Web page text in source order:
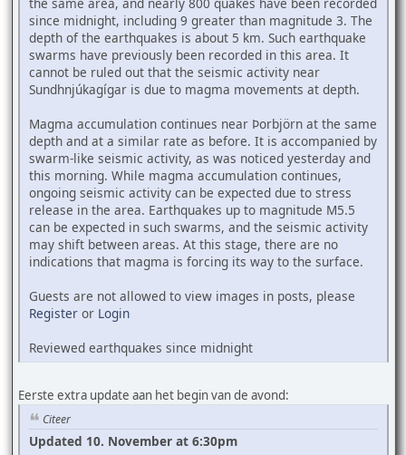
since midnight, including 9 greater than magnitude 3. The
depth of the earthquakes is about 5 km. Such earthquake
swarms have previously been recorded in this area. It
cannot be ruled out that the seismic activity near
Sundhnjúkagígar is due to magma movements at depth.
Magma accumulation continues near Þorbjörn at the same
depth and at a similar rate as before. It is accompanied by
swarm-like seismic activity, as was noticed yesterday and
this morning. While magma accumulation continues,
ongoing seismic activity can be expected due to stress
release in the area. Earthquakes up to magnitude M5.5
can be expected in such swarms, and the seismic activity
may shift between areas. At this stage, there are no
indications that magma is forcing its way to the surface.
Guests are not allowed to view images in posts, please
Register or Login
Reviewed earthquakes since midnight
Eerste extra update aan het begin van de avond:
Citeer
Updated 10. November at 6:30pm